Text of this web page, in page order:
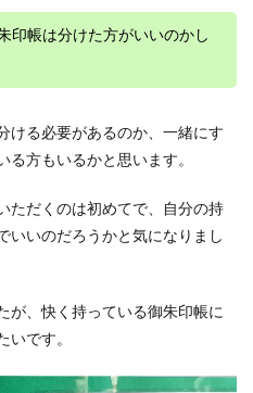
印帳は分けた方がいいのかし
ける必要があるのか、一緒にす
る方もいるかと思います。
ただくのは初めてで、自分の持
いいのだろうかと気になりまし
が、快く持っている御朱印帳に
いです。